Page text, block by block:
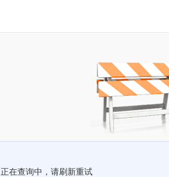
正在查询中，请刷新重试